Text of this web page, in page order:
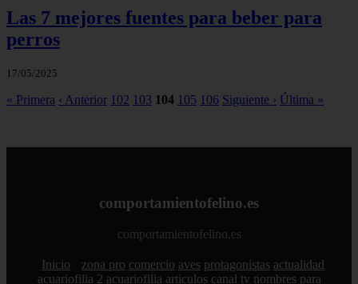
Las 7 mejores fuentes para beber para
perros
17/05/2025
« Primera ‹ Anterior 102 103 104 105 106 Siguiente › Última »
comportamientofelino.es
comportamientofelino.es
Inicio zona pro comercio aves protagonistas actualidad
acuariofilia 2 acuariofilia articulos canal tv nombres para